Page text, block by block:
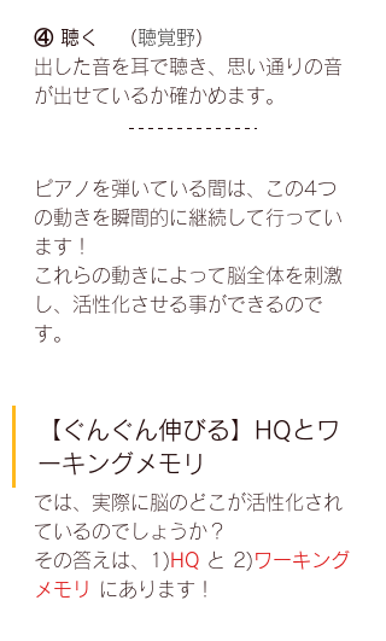
④ 聴く　（聴覚野）
出した音を耳で聴き、思い通りの音
が出せているか確かめます。
ピアノを弾いている間は、この4つ
の動きを瞬間的に継続して行ってい
ます！
これらの動きによって脳全体を刺激
し、活性化させる事ができるので
す。
【ぐんぐん伸びる】HQとワ
ーキングメモリ
では、実際に脳のどこが活性化され
ているのでしょうか？
その答えは、1)HQ と 2)ワーキング
メモリ
にあります！